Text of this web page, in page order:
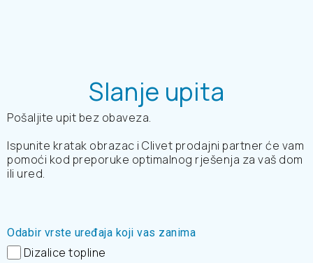
Slanje upita
Pošaljite upit bez obaveza.
Ispunite kratak obrazac i Clivet prodajni partner će vam
pomoći kod preporuke optimalnog rješenja za vaš dom
ili ured.
Odabir vrste uređaja koji vas zanima
Dizalice topline